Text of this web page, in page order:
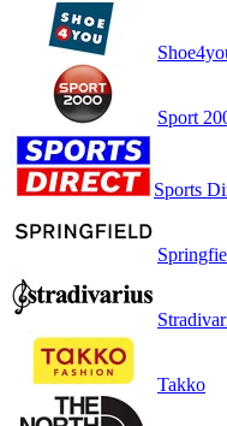
Sport
Sports
Takko